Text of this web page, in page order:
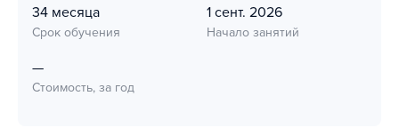
34 месяца
Срок обучения
1 сент. 2026
Начало занятий
—
Стоимость, за год